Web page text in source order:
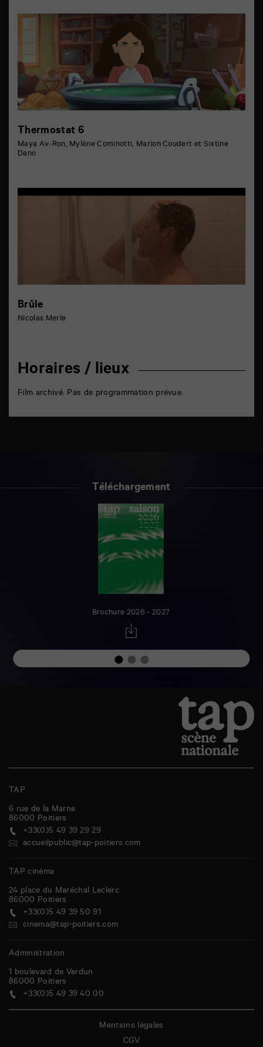
Thermostat 6
Maya Av-Ron, Mylène Cominotti, Marion Coudert et Sixtine
Dano
Brûle
Nicolas Merle
Horaires / lieux
Film archivé. Pas de programmation prévue.
Téléchargement
Brochure 2026 - 2027
TAP
6 rue de la Marne
86000 Poitiers
+33(0)5 49 39 29 29
accueilpublic@tap-poitiers.com
TAP cinéma
24 place du Maréchal Leclerc
86000 Poitiers
+33(0)5 49 39 50 91
cinema@tap-poitiers.com
Administration
1 boulevard de Verdun
86000 Poitiers
+33(0)5 49 39 40 00
Mentions légales
CGV